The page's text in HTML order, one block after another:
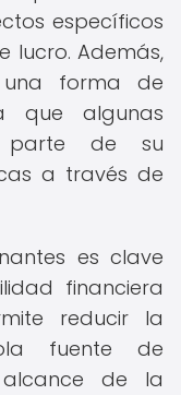
específicos
lucro. Además,
una forma de
que algunas
parte de su
a través de
es clave
financiera
reducir la
fuente de
de la